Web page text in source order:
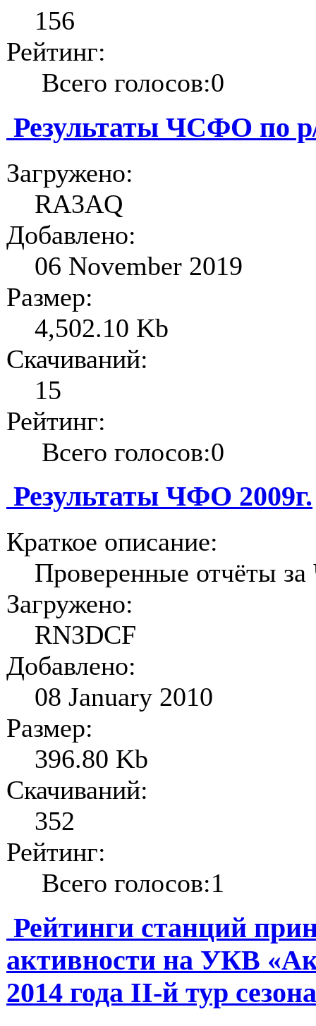
156
Рейтинг:
Всего голосов:0
Результаты ЧСФО по
Загружено:
RA3AQ
Добавлено:
06 November 2019
Размер:
4,502.10 Kb
Скачиваний:
15
Рейтинг:
Всего голосов:0
Результаты ЧФО 2009г.
Краткое описание:
Проверенные отчёты
Загружено:
RN3DCF
Добавлено:
08 January 2010
Размер:
396.80 Kb
Скачиваний:
352
Рейтинг:
Всего голосов:1
Рейтинги станций
активности на УКВ
2014 года II-й тур